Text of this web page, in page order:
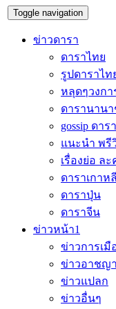
Toggle navigation
ข่าวดารา
ดาราไทย
รูปดาราไท
หลุดๆวงกา
ดารานาน
gossip ดารา
แนะนำ พรี
เรื่องย่อ ล
ดาราเกาหลี
ดาราปุ่น
ดาราจีน
ข่าวหน้า1
ข่าวการเมื
ข่าวอาชญ
ข่าวแปลก
ข่าวอื่นๆ